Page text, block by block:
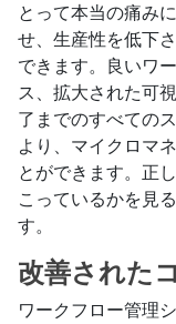
とって本当の痛み
せ、生産性を低下
できます。良いワ
ス、拡大された可
了までのすべての
より、マイクロマ
とができます。正
こっているかを見
す。
改善された
ワークフロー管理